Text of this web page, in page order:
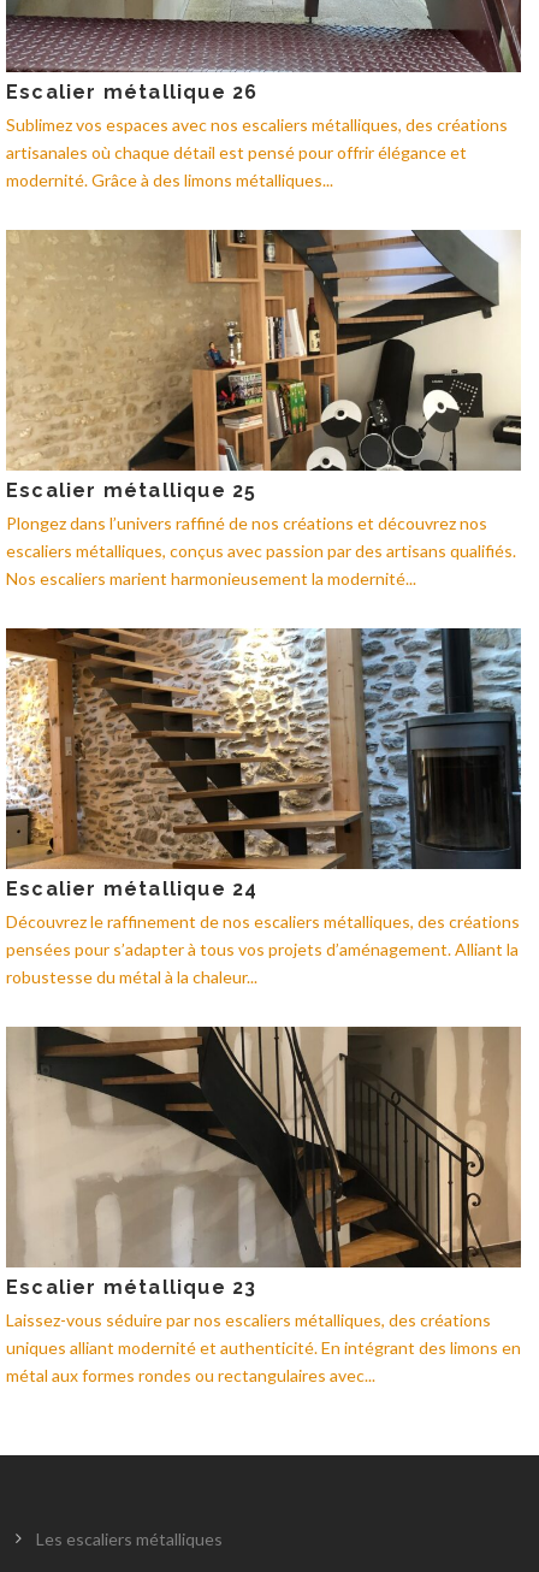
Escalier métallique 26
Sublimez vos espaces avec nos escaliers métalliques, des créations
artisanales où chaque détail est pensé pour offrir élégance et
modernité. Grâce à des limons métalliques...
Escalier métallique 25
Plongez dans l’univers raffiné de nos créations et découvrez nos
escaliers métalliques, conçus avec passion par des artisans qualifiés.
Nos escaliers marient harmonieusement la modernité...
Escalier métallique 24
Découvrez le raffinement de nos escaliers métalliques, des créations
pensées pour s’adapter à tous vos projets d’aménagement. Alliant la
robustesse du métal à la chaleur...
Escalier métallique 23
Laissez-vous séduire par nos escaliers métalliques, des créations
uniques alliant modernité et authenticité. En intégrant des limons en
métal aux formes rondes ou rectangulaires avec...
Les escaliers métalliques